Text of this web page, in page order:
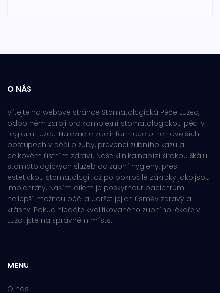
O NÁS
Vítejte na webové stránce Stomatologická Péče Lužec,
odborném zdroji pro komplexní stomatologickou péči v
regionu Lužec. Naleznete zde informace o nejnovějších
postupech v péči o zuby, prevenci zubního kazu a
celkovém ústním zdraví. Naše klinika nabízí širokou škálu
stomatologických služeb od zubní hygieny, přes
estetickou stomatologii, až po pokročilé zákroky jako jsou
implantáty. Naším cílem je poskytnout pacientům
nejlepší možnou péči a udržet jejich úsměv zdravý a
krásný. Pokud hledáte kvalifikovaného zubního lékaře v
Lužci, jste na správném místě.
MENU
O nás